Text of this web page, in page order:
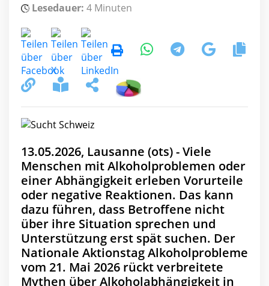
Lesedauer: 4 Minuten
13.05.2026, Lausanne (ots) - Viele
Menschen mit Alkoholproblemen oder
einer Abhängigkeit erleben Vorurteile
oder negative Reaktionen. Das kann
dazu führen, dass Betroffene nicht
über ihre Situation sprechen und
Unterstützung erst spät suchen. Der
Nationale Aktionstag Alkoholprobleme
vom 21. Mai 2026 rückt verbreitete
Mythen über Alkoholabhängigkeit in